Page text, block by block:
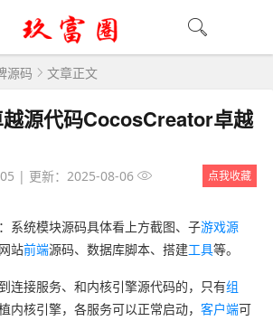
源码 文章正文
源代码CocosCreator卓越
| 更新：2025-08-06 点我收藏
系统模块源码具体看上方截图、子游戏源
站前端源码、数据库脚本、搭建工具等。
连接服务、和内核引擎源代码的，只有组
内核引擎，各服务可以正常启动， 客户端可